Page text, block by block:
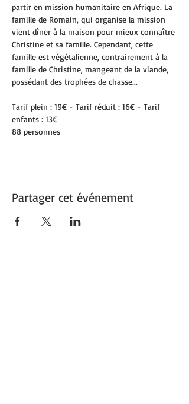
partir en mission humanitaire en Afrique. La
famille de Romain, qui organise la mission
vient dîner à la maison pour mieux connaître
Christine et sa famille. Cependant, cette
famille est végétalienne, contrairement à la
famille de Christine, mangeant de la viande,
possédant des trophées de chasse...
Tarif plein : 19€ - Tarif réduit : 16€ - Tarif
enfants : 13€
88 personnes
Partager cet événement